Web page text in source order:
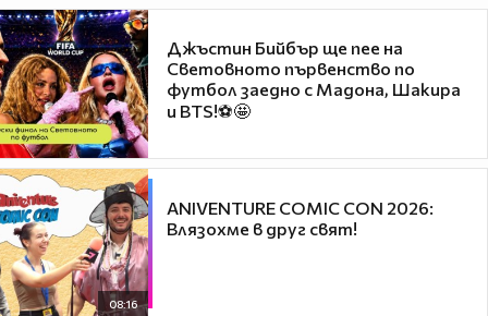
Джъстин Бийбър ще пее на
Световното първенство по
футбол заедно с Мадона, Шакира
и BTS!⚽🤩
08:16
ANIVENTURE COMIC CON 2026:
Влязохме в друг свят!